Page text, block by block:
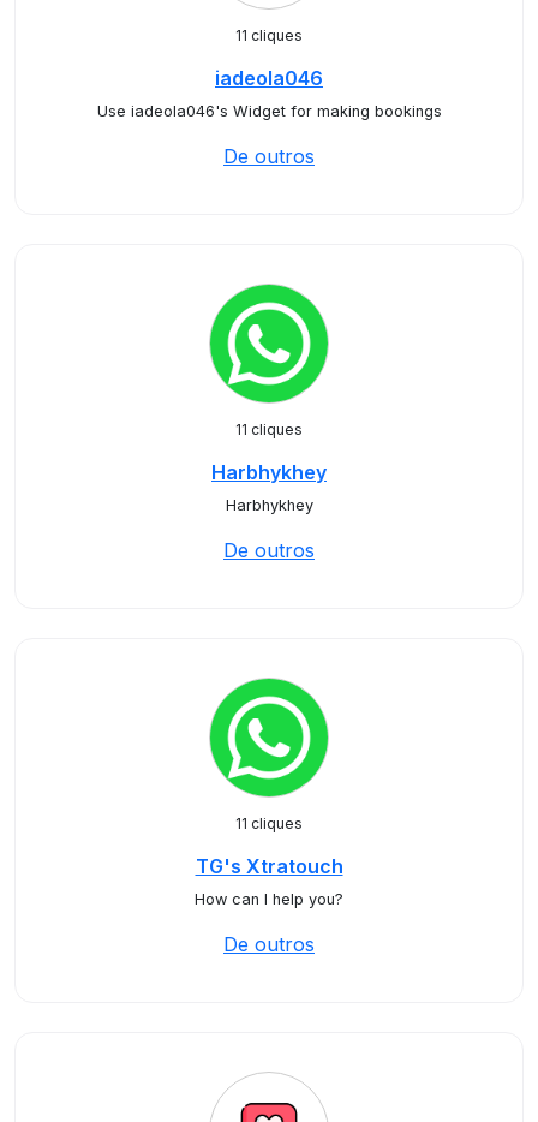
11 cliques
iadeola046
Use iadeola046's Widget for making bookings
De outros
11 cliques
Harbhykhey
Harbhykhey
De outros
11 cliques
TG's Xtratouch
How can I help you?
De outros